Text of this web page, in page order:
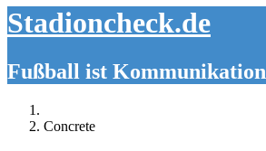
Stadioncheck.de
Fußball ist Kommunikation
Concrete